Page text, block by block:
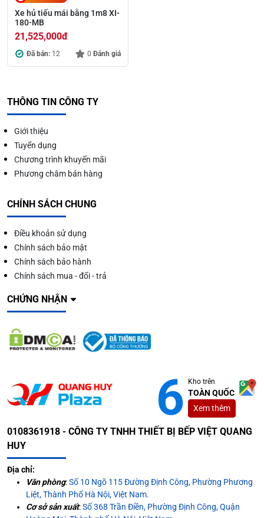
Xe hủ tiếu mái bằng 1m8 XI-
180-MB
21,525,000đ
Đã bán: 12 0 Đánh giá
THÔNG TIN CÔNG TY
Giới thiệu
Tuyển dụng
Chương trình khuyến mãi
Phương châm bán hàng
CHÍNH SÁCH CHUNG
Điều khoản sử dụng
Chính sách bảo mật
Chính sách bảo hành
Chính sách mua - đổi - trả
CHỨNG NHẬN
Kho trên
TOÀN QUỐC
Xem thêm
0108361918 - CÔNG TY TNHH THIẾT BỊ BẾP VIỆT QUANG
HUY
Địa chỉ:
Văn phòng:Số 10 Ngõ 115 Đường Định Công, Phường Phương
Liệt, Thành Phố Hà Nội, Việt Nam.
Cơ sở sản xuất:Số 368 Trần Điền, Phường Định Công, Quận